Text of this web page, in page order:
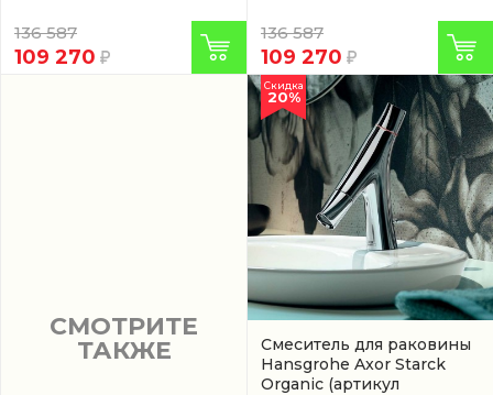
136 587
109 270
136 587
109 270
СМОТРИТЕ
ТАКЖЕ
Смеситель для раковины
Hansgrohe Axor Starck
Organic (артикул
Скидка
20%